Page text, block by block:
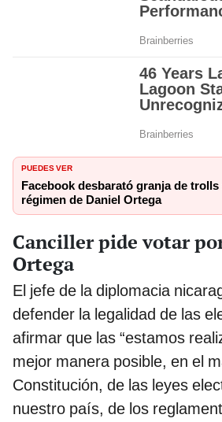
PUEDES VER
Facebook desbarató granja de
régimen de Daniel Ortega
Canciller pide votar
Ortega
El jefe de la diplomacia
defender la legalidad de las
afirmar que las “estamos
mejor manera posible, en el
Constitución, de las leyes
nuestro país, de los